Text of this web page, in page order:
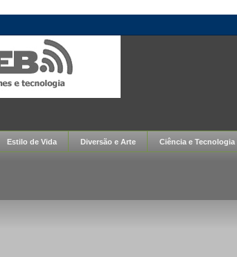
Estilo de Vida Diversão e Arte Ciência e Tecnologia